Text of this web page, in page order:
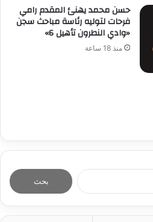
حسن محمد يهنئ المقدم رامي
فرحات لتوليه رئاسة مباحث سجن
«وادي النطرون تأهيل 6»
منذ 18 ساعة